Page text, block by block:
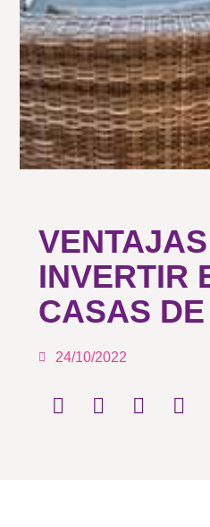
INVERTIR
CASAS
24/10/2022